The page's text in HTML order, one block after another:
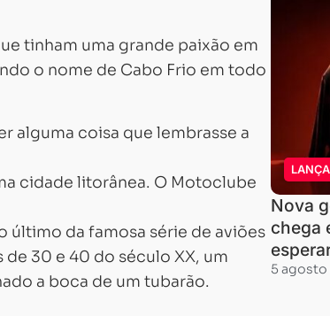
tinham uma grande paixão em
o nome de Cabo Frio em todo
alguma coisa que lembrasse a
cidade litorânea. O Motoclube
da famosa série de aviões
30 e 40 do século XX, um
a boca de um tubarão.
Nova
chega
5 agosto